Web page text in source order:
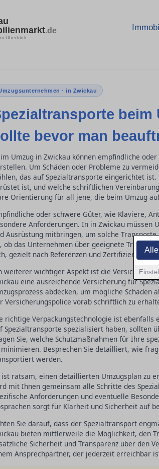
.de
Überblick
· in Zwickau
beim
bevor man
Umzug in Zwickau können empfindliche
Um Schäden oder Probleme zu
das auf Spezialtransporte eingerichtet
ist, und welche schriftlichen
Orientierung für all jene, die beim Umzug
oder schwere Güter, wie Klaviere,
Anforderungen. In in Zwickau müssen
Ausrüstung mitbringen, um solche
ob das Unternehmen über geeignete
gezielt nach Referenzen und
weiterer wichtiger Aspekt ist die
eine ausreichende Versicherung für
abdecken, um mögliche Schäden
Versicherungspolice vorab schriftlich zu
richtige Verpackungstechnologie ist ebenfalls
Spezialtransporte spezialisiert haben, sollten
Sie, welche Schutzmaßnahmen für Ihre
minimieren. Besprechen Sie detailliert, wie
werden.
ist ratsam, einen detaillierten Umzugsplan zu
mit Ihnen gemeinsam alle Schritte des
Anforderungen und eventuelle
sorgt für Klarheit und Sicherheit auf
Sie darauf, dass der Spezialtransport
bieten mittlerweile die Möglichkeit, den
Sicherheit und Transparenz über den
Ansprechpartner, der jederzeit erreichbar